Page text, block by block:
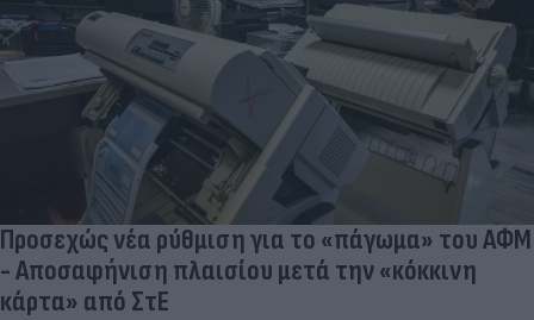
Προσεχώς νέα ρύθμιση για το «πάγωμα» του ΑΦΜ
- Αποσαφήνιση πλαισίου μετά την «κόκκινη
κάρτα» από ΣτΕ